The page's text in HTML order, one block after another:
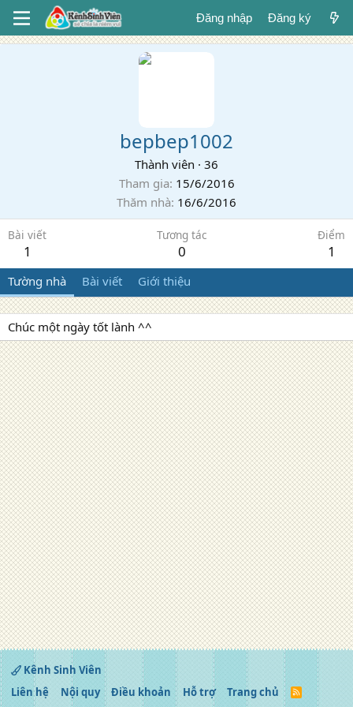
Đăng nhập Đăng ký
bepbep1002
Thành viên · 36
Tham gia 15/6/2016
Thăm nhà 16/6/2016
Bài viết
1
Tương tác
0
Điểm
1
Tường nhà Bài viết Giới thiệu
Chúc một ngày tốt lành ^^
Kênh Sinh Viên
Liên hệ
Nội quy Điều khoản Hỗ trợ Trang chủ
R